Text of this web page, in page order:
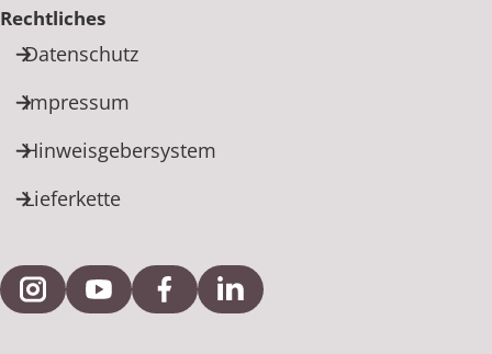
Rechtliches
Datenschutz
Impressum
Hinweisgebersystem
Lieferkette
Externe Verlinkung zu Instagram
Externe Verlinkung zu YouTube
Externe Verlinkung zu Facebook
Externe Verlinkung zu